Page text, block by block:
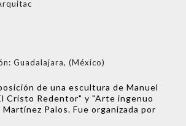
Guadalajara, (México)
de una escultura de Manuel
Cristo Redentor" y "Arte ingenuo
Palos. Fue organizada por